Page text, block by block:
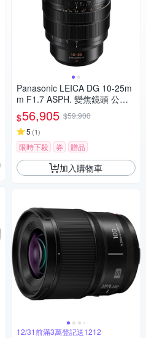
Panasonic LEICA DG 10-25m
m F1.7 ASPH. 變焦鏡頭 公司
貨
$56,905 $59,900
5 (1)
限時下殺 券 贈品
加入購物車
12/31前滿3萬登記送1212